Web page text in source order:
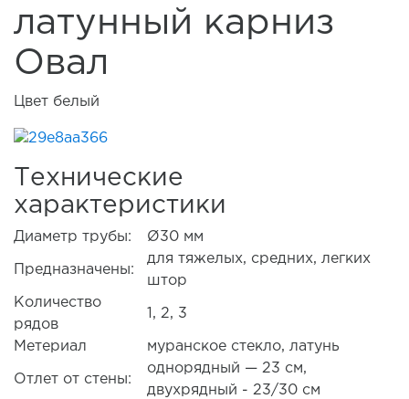
латунный карниз
Овал
Цвет белый
Технические
характеристики
Диаметр трубы: Ø30 мм
Предназначены:
для тяжелых, средних, легких
штор
Количество
рядов
1, 2, 3
Метериал муранское стекло, латунь
Отлет от стены:
однорядный — 23 см,
двухрядный - 23/30 см